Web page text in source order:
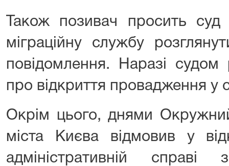
Також позивач просить суд
міграційну службу
повідомлення. Наразі судом
про відкриття провадження у
Окрім цього, днями
міста Києва відмовив у
адміністративній